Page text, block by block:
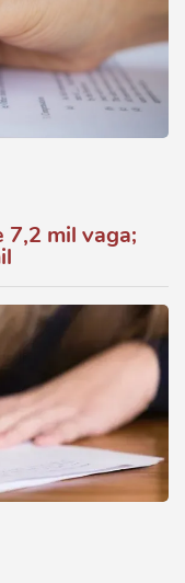
7,2 mil vaga;